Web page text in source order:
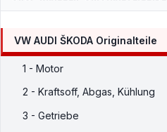
VW AUDI ŠKODA Originalteile
1 - Motor
2 - Kraftsoff, Abgas, Kühlung
3 - Getriebe